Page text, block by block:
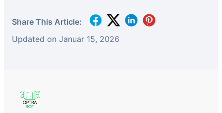
Share This Article:
Updated on Januar 15, 2026